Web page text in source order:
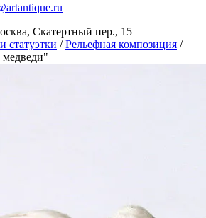
Скатертный пер., 15
статуэтки / Рельефная композиция /